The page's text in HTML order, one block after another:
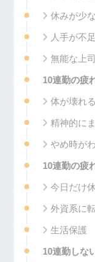
休みが少
人手が不
無能な上
10連勤の疲
体が壊れる
精神的に
やめ時が
10連勤の疲
今日だけ
外資系に
生活保護
10連勤しな